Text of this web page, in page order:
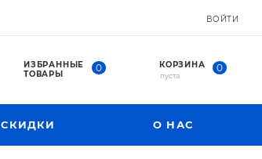
ВОЙТИ
ИЗБРАННЫЕ
ТОВАРЫ
0 КОРЗИНА 0
пуста
СКИДКИ О НАС